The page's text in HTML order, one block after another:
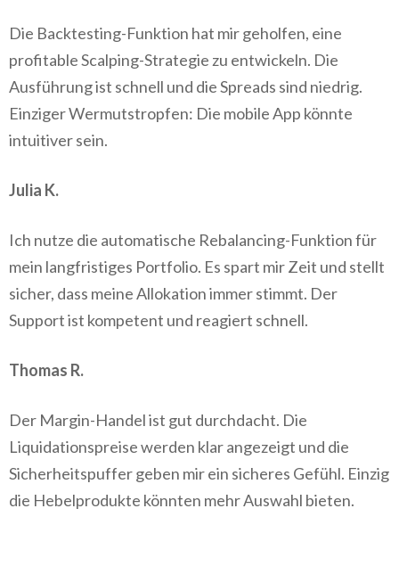
Die Backtesting-Funktion hat mir geholfen, eine
profitable Scalping-Strategie zu entwickeln. Die
Ausführung ist schnell und die Spreads sind niedrig.
Einziger Wermutstropfen: Die mobile App könnte
intuitiver sein.
Julia K.
Ich nutze die automatische Rebalancing-Funktion für
mein langfristiges Portfolio. Es spart mir Zeit und stellt
sicher, dass meine Allokation immer stimmt. Der
Support ist kompetent und reagiert schnell.
Thomas R.
Der Margin-Handel ist gut durchdacht. Die
Liquidationspreise werden klar angezeigt und die
Sicherheitspuffer geben mir ein sicheres Gefühl. Einzig
die Hebelprodukte könnten mehr Auswahl bieten.